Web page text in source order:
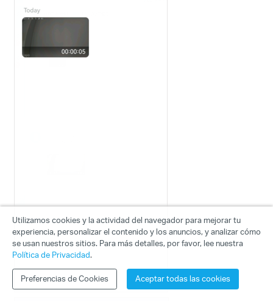
Utilizamos cookies y la actividad del navegador para mejorar tu
experiencia, personalizar el contenido y los anuncios, y analizar cómo
se usan nuestros sitios. Para más detalles, por favor, lee nuestra
Política de Privacidad.
Preferencias de Cookies Aceptar todas las cookies